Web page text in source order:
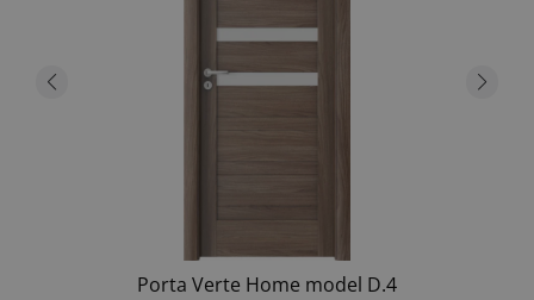
Porta Verte Home model D.4